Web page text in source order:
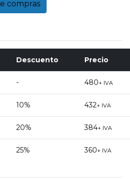
Descuento Precio
- 480+ IVA
10% 432+ IVA
20% 384+ IVA
25% 360+ IVA